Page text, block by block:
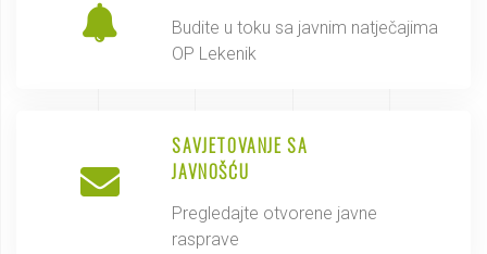
Budite u toku sa javnim natječajima
OP Lekenik
SAVJETOVANJE SA
JAVNOŠĆU
Pregledajte otvorene javne
rasprave